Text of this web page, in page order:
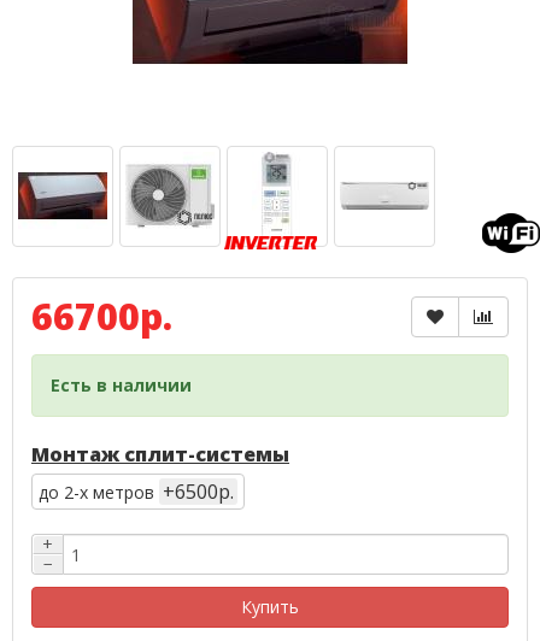
66700р.
Есть в наличии
Монтаж сплит-системы
до 2-х метров +6500р.
+
−
Купить